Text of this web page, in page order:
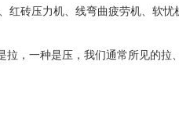
砖压力机、线弯曲疲劳机、软
，一种是压，我们通常所见的